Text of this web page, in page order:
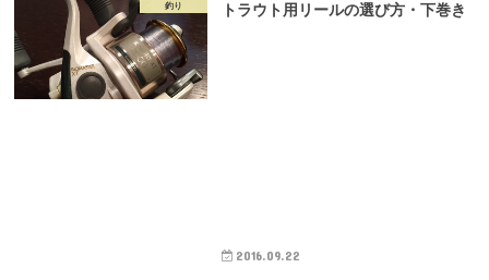
釣り トラウト用リールの選び方・下巻き
2016.09.22